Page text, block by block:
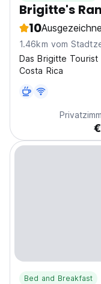
Brigitte's
10
1.46km vom
Das Brigitte Tourist
Costa Rica
Bed and Breakfast